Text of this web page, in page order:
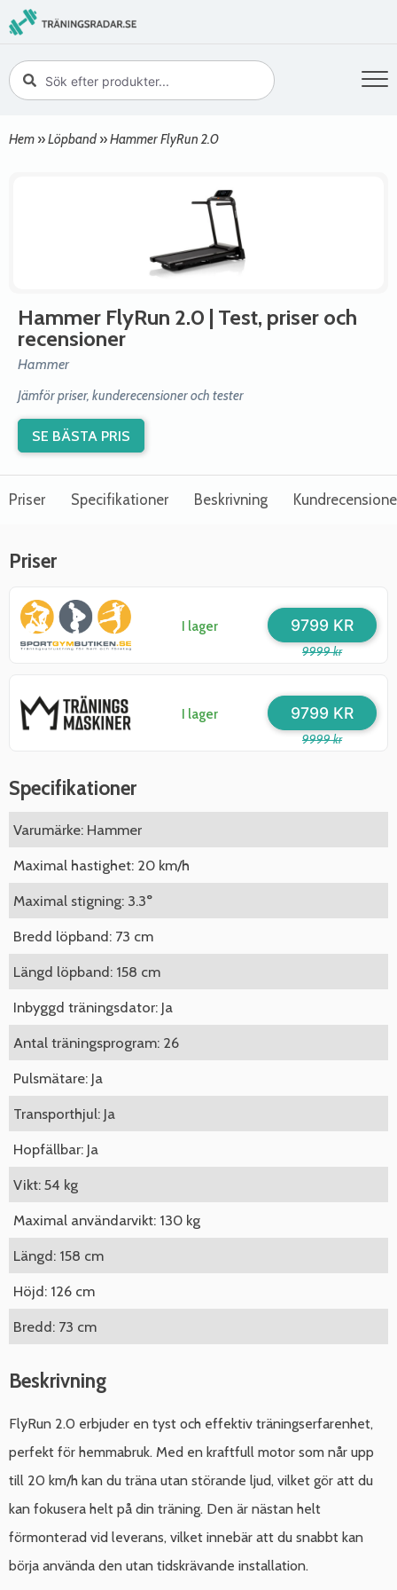
Hem »Löpband »Hammer FlyRun 2.0
Hammer FlyRun 2.0 | Test, priser och
recensioner
Hammer
Jämför priser, kunderecensioner och tester
SE BÄSTA PRIS
Priser Specifikationer Beskrivning
Priser
I lager
9999 kr
9799 KR
I lager
9999 kr
9799 KR
Specifikationer
Varumärke: Hammer
Maximal hastighet: 20 km/h
Maximal stigning: 3.3°
Bredd löpband: 73 cm
Längd löpband: 158 cm
Inbyggd träningsdator: Ja
Antal träningsprogram: 26
Pulsmätare: Ja
Transporthjul: Ja
Hopfällbar: Ja
Vikt: 54 kg
Maximal användarvikt: 130 kg
Längd: 158 cm
Höjd: 126 cm
Bredd: 73 cm
Beskrivning
FlyRun 2.0 erbjuder en tyst och effektiv träningserfarenhet,
perfekt för hemmabruk. Med en kraftfull motor som når upp
till 20 km/h kan du träna utan störande ljud, vilket gör att du
kan fokusera helt på din träning. Den är nästan helt
förmonterad vid leverans, vilket innebär att du snabbt kan
börja använda den utan tidskrävande installation.